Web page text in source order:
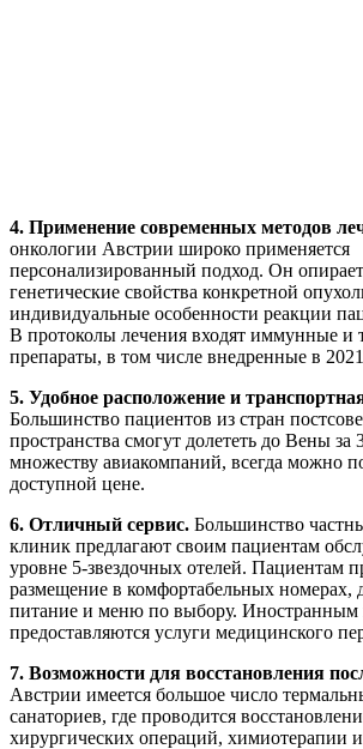
4. Применение современных методов
онкологии Австрии широко применяется
персонализированный подход. Он
генетические свойства конкретной
индивидуальные особенности реакции
В протоколы лечения входят иммунные и
препараты, в том числе внедренные в
5. Удобное расположение и
Большинство пациентов из стран
пространства смогут долететь до Вены за
множеству авиакомпаний, всегда можно
доступной цене.
6. Отличный сервис. Большинство
клиник предлагают своим пациентам
уровне 5-звездочных отелей. Пациентам
размещение в комфортабельных номерах,
питание и меню по выбору. Иностранным
предоставляются услуги медицинского
7. Возможности для восстановления
Австрии имеется большое число
санаториев, где проводится
хирургических операций, химиотерапии